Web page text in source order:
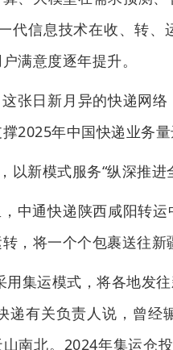
代信息技术在收、转、
满意度逐年提升。
张日新月异的快递网
2025年中国快递业务量
以新模式服务“纵深推进
中通快递陕西咸阳转
，将一个个包裹送往新
用集运模式，将各地发
递有关负责人说，曾
南北。2024年集运仓